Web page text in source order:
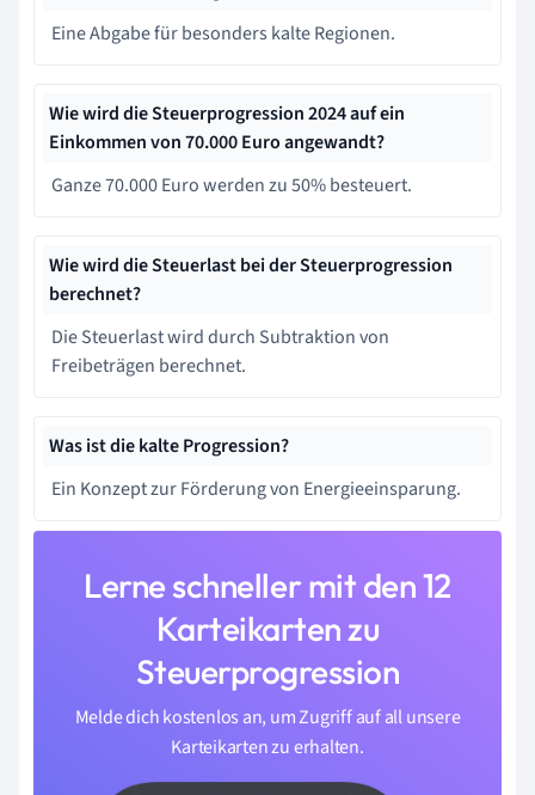
Eine Abgabe für besonders kalte Regionen.
Wie wird die Steuerprogression 2024 auf ein
Einkommen von 70.000 Euro angewandt?
Ganze 70.000 Euro werden zu 50% besteuert.
Wie wird die Steuerlast bei der Steuerprogression
berechnet?
Die Steuerlast wird durch Subtraktion von
Freibeträgen berechnet.
Was ist die kalte Progression?
Ein Konzept zur Förderung von Energieeinsparung.
Lerne schneller mit den 12
Karteikarten zu
Steuerprogression
Melde dich kostenlos an, um Zugriff auf all unsere
Karteikarten zu erhalten.